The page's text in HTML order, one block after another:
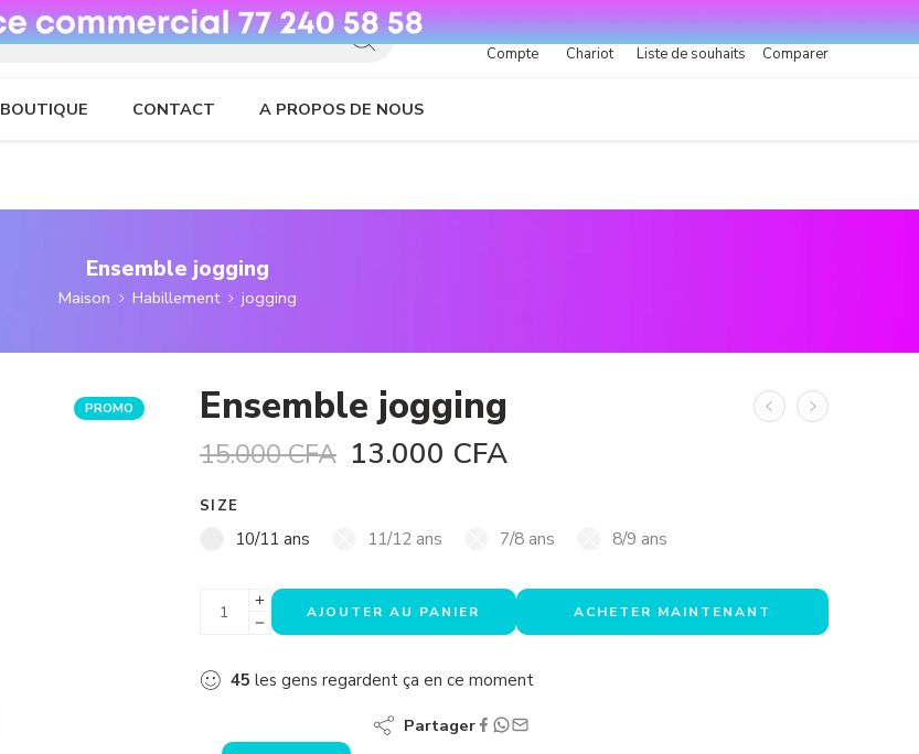
Compte Chariot Liste de souhaits Comparer
BOUTIQUE CONTACT A PROPOS DE NOUS
Ensemble jogging
Maison Habillement jogging
PROMO Ensemble jogging
15.000CFA 13.000 CFA
SIZE
10/11 ans 11/12 ans 7/8 ans 8/9 ans
AJOUTER AU PANIER ACHETER MAINTENANT
45 les gens regardent ça en ce moment
Partager